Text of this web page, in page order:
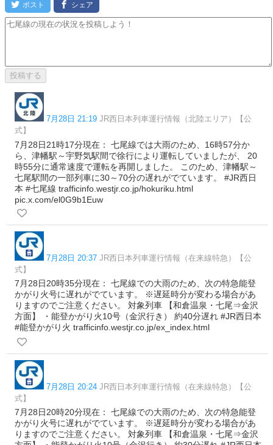
7月28日 21:19 JR西日本列車運行情報（北陸エリア）【公
式】
7月28日21時17分現在： 七尾線では大雨のため、16時57分か
ら、津幡駅～宇野気駅間で徐行により運転していましたが、 20
時55分に通常速度で運転を再開しました。 このため、津幡駅～
七尾駅間の一部列車に30～70分の遅れがでています。 #JR西日
本 #七尾線 trafficinfo.westjr.co.jp/hokuriku.html
pic.x.com/el0G9b1Euw
7月28日 20:37 JR西日本列車運行情報（在来線特急）【公
式】
7月28日20時35分現在： 七尾線での大雨のため、次の特急能登
かがり火号に遅れがでています。 ※遅延時分が変わる場合があ
りますのでご注意ください。 対象列車 【和倉温泉・七尾⇒金沢
方面】 ・能登かがり火10号（金沢行き） 約40分遅れ #JR西日本
#能登かがり火 trafficinfo.westjr.co.jp/ex_index.html
7月28日 20:24 JR西日本列車運行情報（在来線特急）【公
式】
7月28日20時20分現在： 七尾線での大雨のため、次の特急能登
かがり火号に遅れがでています。 ※遅延時分が変わる場合があ
りますのでご注意ください。 対象列車 【和倉温泉・七尾⇒金沢